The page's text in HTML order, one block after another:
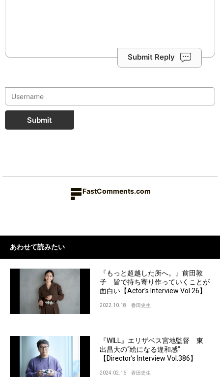
Submit Reply
Submit
FastComments.com
あわせて読みたい
『もっと超越した所へ。』前田敦
子 皆で持ち寄り作っていくことが
面白い【Actor’s Interview Vol.26】
2022.10.18 香田史生
『WILL』エリザベス宮地監督 東
出昌大の“絵になる違和感”
【Director’s Interview Vol.386】
2024.02.16 香田史生